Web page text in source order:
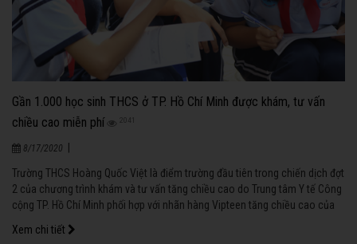
Gần 1.000 học sinh THCS ở TP. Hồ Chí Minh được khám, tư vấn
chiều cao miễn phí
2041
8/17/2020
Trường THCS Hoàng Quốc Việt là điểm trường đầu tiên trong chiến dịch đợt
2 của chương trình khám và tư vấn tăng chiều cao do Trung tâm Y tế Công
cộng TP. Hồ Chí Minh phối hợp với nhãn hàng Vipteen tăng chiều cao của
thành phố Hồ Chí Minh, kéo dài từ ngày 3/5 đến ngày 25/5/2017.
Xem chi tiết